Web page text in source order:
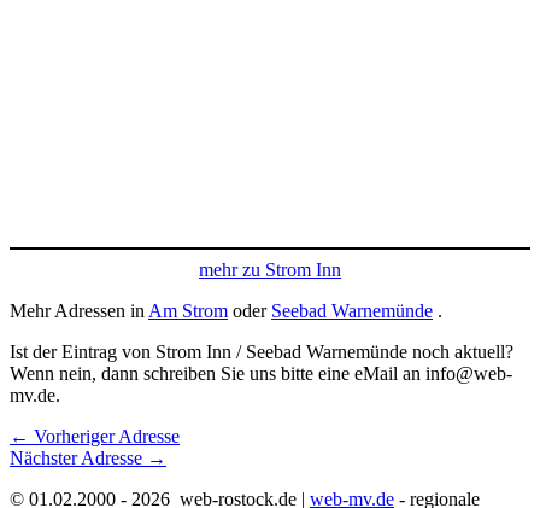
mehr zu Strom Inn
Mehr Adressen in Am Strom oder Seebad Warnemünde .
Ist der Eintrag von Strom Inn / Seebad Warnemünde noch aktuell?
Wenn nein, dann schreiben Sie uns bitte eine eMail an info@web-
mv.de.
← Vorheriger Adresse
Nächster Adresse →
© 01.02.2000 - 2026 web-rostock.de | web-mv.de - regionale